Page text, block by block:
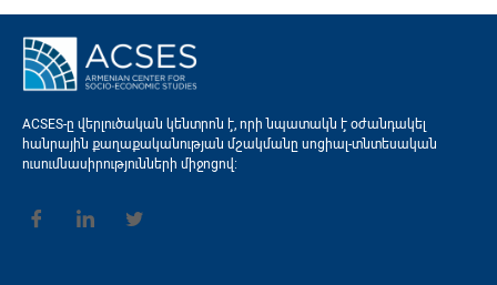
ACSES-ը վերլուծական կենտրոն է, որի նպատակն է օժանդակել
հանրային քաղաքականության մշակմանը սոցիալ-տնտեսական
ուսումնասիրությունների միջոցով։